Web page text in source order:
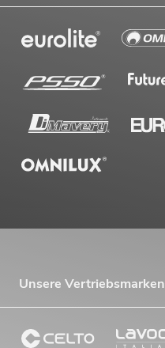
Unsere Vertriebsmarken